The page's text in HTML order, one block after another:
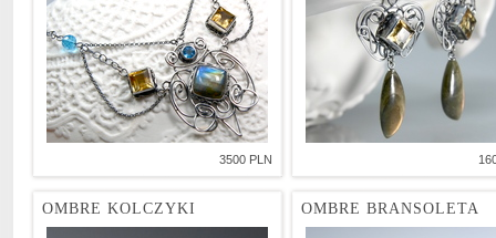
3500 PLN
OMBRE KOLCZYKI OMBRE BRANSOLETA